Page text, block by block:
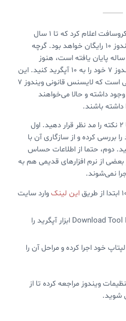
بعد از انتشار ویندوز ۱۰، مایکروسافت اعلام کرد که تا ۱ سال
آپدیت ویندوز ۷ و ۸.۱ به ویندوز ۱۰ رایگان خواهد بود. گرچه
مدت‌هاست که این مهلت ۱ ساله پایان یافته است، هنوز
می‌توان به صورت رایگان ویندوز ۷ خود را به ۱۰ آپگرید کنید. این
روش مخصوصا به نفع کسانی است که لایسنس قانونی ویندوز ۷
داشته و حالا می‌خواهند
قبل از اقدام به آپدیت حتما ۲ نکته را مد نظر قرار دهید. اول
بررسی کرده و از سازگاری آن با
کنید. دوم، حتما از اطلاعات حساس
از نرم افزارهای قدیمی هم به
این لینکوارد سایت
با کلید روی دکمه Download Tool Now ابزار آپگرید را
خود اجرا کرده و مراحل آن را
ویندوز مراجعه کرده تا از